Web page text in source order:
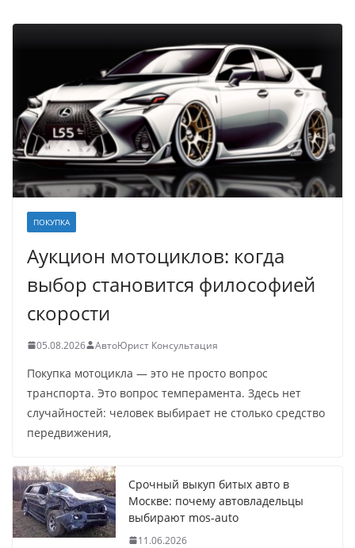
ПОКУПКА
Аукцион мотоциклов: когда
выбор становится философией
скорости
05.08.2026 АвтоЮрист Консультация
Покупка мотоцикла — это не просто вопрос
транспорта. Это вопрос темперамента. Здесь нет
случайностей: человек выбирает не столько средство
передвижения,
Срочный выкуп битых авто в
Москве: почему автовладельцы
выбирают mos-auto
11.06.2026